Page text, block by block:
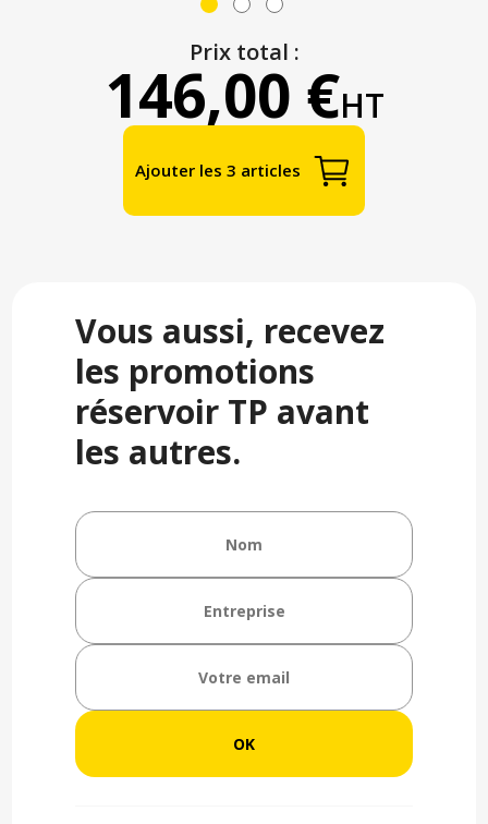
Prix total :
146,00 €HT
Ajouter les 3 articles
Vous aussi, recevez
les promotions
réservoir TP avant
les autres.